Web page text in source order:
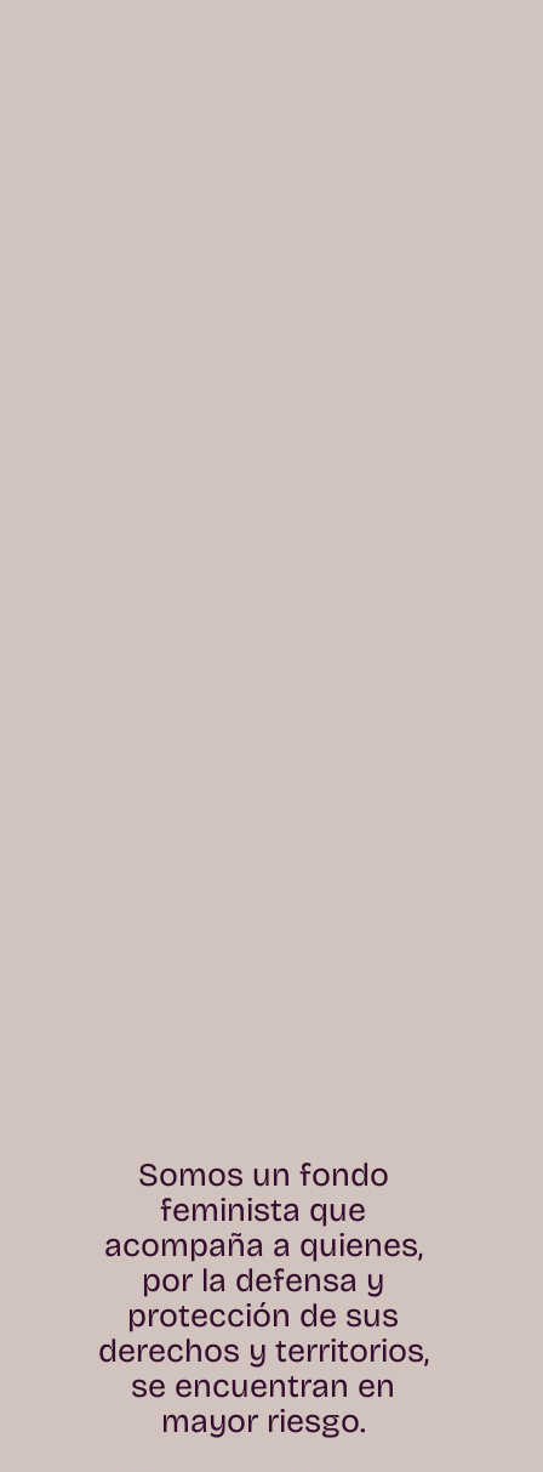
Somos un fondo
feminista que
acompaña a quienes,
por la defensa y
protección de sus
derechos y territorios,
se encuentran en
mayor riesgo.